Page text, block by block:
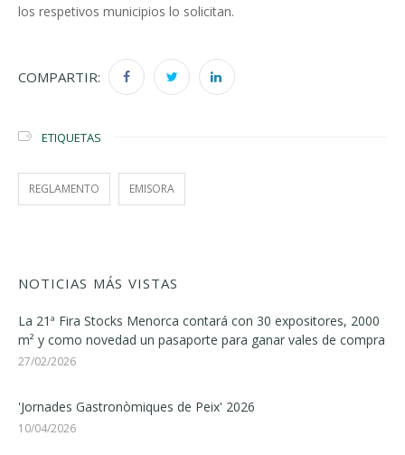
los respetivos municipios lo solicitan.
COMPARTIR:
ETIQUETAS
REGLAMENTO EMISORA
NOTICIAS MÁS VISTAS
La 21ª Fira Stocks Menorca contará con 30 expositores, 2000
m² y como novedad un pasaporte para ganar vales de compra
27/02/2026
'Jornades Gastronòmiques de Peix' 2026
10/04/2026